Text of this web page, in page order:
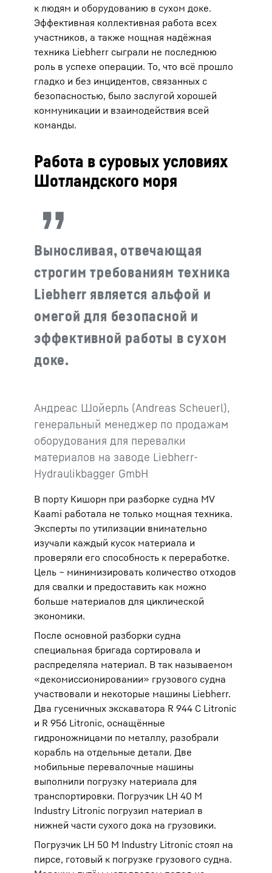
к людям и оборудованию в сухом доке.
Эффективная коллективная работа всех
участников, а также мощная надёжная
техника Liebherr сыграли не последнюю
роль в успехе операции. То, что всё прошло
гладко и без инцидентов, связанных с
безопасностью, было заслугой хорошей
коммуникации и взаимодействия всей
команды.
Работа в суровых условиях
Шотландского моря
Выносливая, отвечающая
строгим требованиям техника
Liebherr является альфой и
омегой для безопасной и
эффективной работы в сухом
доке.
Андреас Шойерль (Andreas Scheuerl),
генеральный менеджер по продажам
оборудования для перевалки
материалов на заводе Liebherr-
Hydraulikbagger GmbH
В порту Кишорн при разборке судна MV
Kaami работала не только мощная техника.
Эксперты по утилизации внимательно
изучали каждый кусок материала и
проверяли его способность к переработке.
Цель ‒ минимизировать количество отходов
для свалки и предоставить как можно
больше материалов для циклической
экономики.
После основной разборки судна
специальная бригада сортировала и
распределяла материал. В так называемом
«декомиссионировании» грузового судна
участвовали и некоторые машины Liebherr.
Два гусеничных экскаватора R 944 C Litronic
и R 956 Litronic, оснащённые
гидроножницами по металлу, разобрали
корабль на отдельные детали. Две
мобильные перевалочные машины
выполнили погрузку материала для
транспортировки. Погрузчик LH 40 M
Industry Litronic погрузил материал в
нижней части сухого дока на грузовики.
Погрузчик LH 50 M Industry Litronic стоял на
пирсе, готовый к погрузке грузового судна.